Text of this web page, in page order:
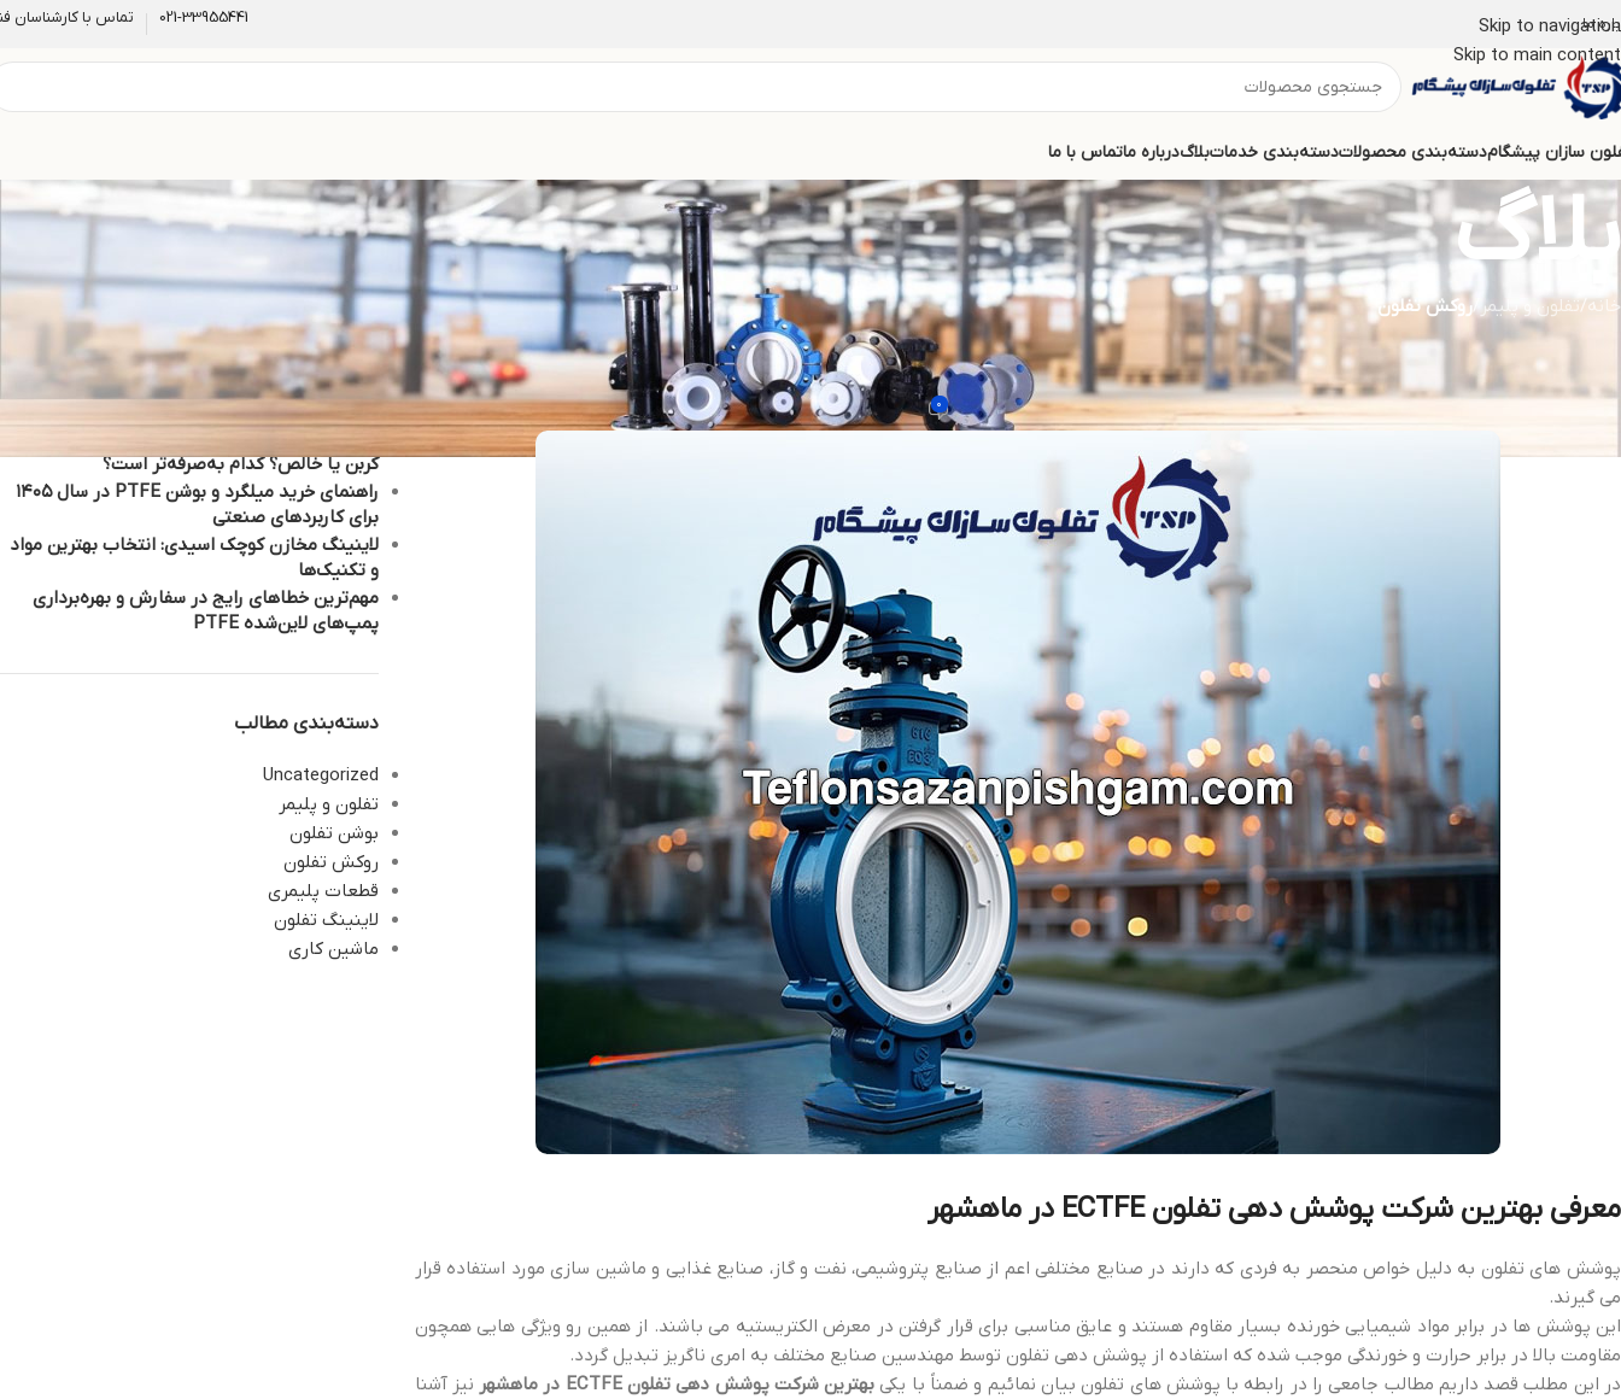
Skip to navigation
Skip to main content
ما 021-33955441 تماس با کارشناسان
سازان پیشگامدسته‌بندی محصولاتدسته‌بندی خدماتبلاگدرباره ماتماس با ما
بلاگ
خانه/تفلون و پلیمر/روکش تفلون
روکش تفلون
بهترین شرکت پوشش دهی تفلون ECTFE در ماهشهر
در تاریخ مهر ۴, ۱۴۰۳ ۰
معرفی بهترین شرکت پوشش دهی تفلون ECTFE در ماهشهر
پوشش های تفلون به دلیل خواص منحصر به فردی که دارند در صنایع مختلفی اعم از صنایع پتروشیمی، نفت و گاز، صنایع غذایی و ماشین سازی مورد استفاده قرار
می گیرند.
این پوشش ها در برابر مواد شیمیایی خورنده بسیار مقاوم هستند و عایق مناسبی برای قرار گرفتن در معرض الکتریستیه می باشند. از همین رو ویژگی هایی همچون
مقاومت بالا در برابر حرارت و خورندگی موجب شده که استفاده از پوشش دهی تفلون توسط مهندسین صنایع مختلف به امری ناگریز تبدیل گردد.
در این مطلب قصد داریم مطالب جامعی را در رابطه با پوشش های تفلون بیان نمائیم و ضمناً با یکی بهترین شرکت پوشش دهی تفلون ECTFE در ماهشهر
نیز آشنا
نوشته‌های تازه
بررسی جامع عوامل موثر بر قیمت ورق تفلون
کربن یا خالص؟ کدام به‌صرفه‌تر است؟
راهنمای خرید میلگرد و بوشن PTFE در سال ۱۴۰۵
برای کاربردهای صنعتی
لاینینگ مخازن کوچک اسیدی: انتخاب بهترین مواد
و تکنیک‌ها
مهم‌ترین خطاهای رایج در سفارش و بهره‌برداری
پمپ‌های لاین‌شده PTFE
دسته‌بندی مطالب
Uncategorized
تفلون و پلیمر
بوشن تفلون
روکش تفلون
قطعات پلیمری
لاینینگ تفلون
ماشین کاری